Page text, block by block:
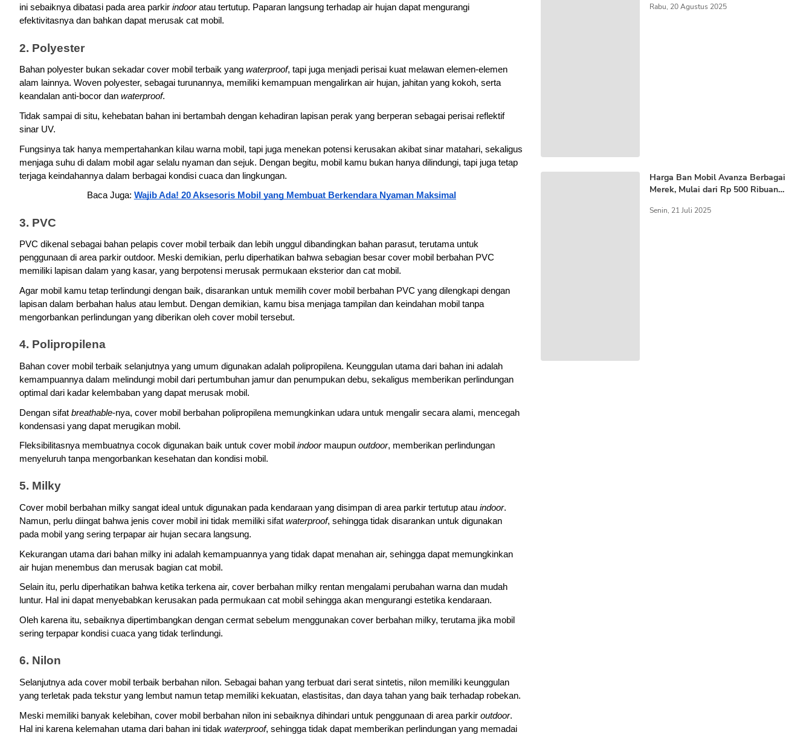
ini sebaiknya dibatasi pada area parkir indoor atau tertutup. Paparan langsung terhadap air hujan dapat mengurangi
efektivitasnya dan bahkan dapat merusak cat mobil.
2. Polyester
Bahan polyester bukan sekadar cover mobil terbaik yang waterproof, tapi juga menjadi perisai kuat melawan elemen-elemen
alam lainnya. Woven polyester, sebagai turunannya, memiliki kemampuan mengalirkan air hujan, jahitan yang kokoh, serta
keandalan anti-bocor dan waterproof.
Tidak sampai di situ, kehebatan bahan ini bertambah dengan kehadiran lapisan perak yang berperan sebagai perisai reflektif
sinar UV.
Fungsinya tak hanya mempertahankan kilau warna mobil, tapi juga menekan potensi kerusakan akibat sinar matahari, sekaligus
menjaga suhu di dalam mobil agar selalu nyaman dan sejuk. Dengan begitu, mobil kamu bukan hanya dilindungi, tapi juga tetap
terjaga keindahannya dalam berbagai kondisi cuaca dan lingkungan.
Baca Juga: Wajib Ada! 20 Aksesoris Mobil yang Membuat Berkendara Nyaman Maksimal
3. PVC
PVC dikenal sebagai bahan pelapis cover mobil terbaik dan lebih unggul dibandingkan bahan parasut, terutama untuk
penggunaan di area parkir outdoor. Meski demikian, perlu diperhatikan bahwa sebagian besar cover mobil berbahan PVC
memiliki lapisan dalam yang kasar, yang berpotensi merusak permukaan eksterior dan cat mobil.
Agar mobil kamu tetap terlindungi dengan baik, disarankan untuk memilih cover mobil berbahan PVC yang dilengkapi dengan
lapisan dalam berbahan halus atau lembut. Dengan demikian, kamu bisa menjaga tampilan dan keindahan mobil tanpa
mengorbankan perlindungan yang diberikan oleh cover mobil tersebut.
4. Polipropilena
Bahan cover mobil terbaik selanjutnya yang umum digunakan adalah polipropilena. Keunggulan utama dari bahan ini adalah
kemampuannya dalam melindungi mobil dari pertumbuhan jamur dan penumpukan debu, sekaligus memberikan perlindungan
optimal dari kadar kelembaban yang dapat merusak mobil.
Dengan sifat breathable-nya, cover mobil berbahan polipropilena memungkinkan udara untuk mengalir secara alami, mencegah
kondensasi yang dapat merugikan mobil.
Fleksibilitasnya membuatnya cocok digunakan baik untuk cover mobil indoor maupun outdoor, memberikan perlindungan
menyeluruh tanpa mengorbankan kesehatan dan kondisi mobil.
5. Milky
Cover mobil berbahan milky sangat ideal untuk digunakan pada kendaraan yang disimpan di area parkir tertutup atau indoor.
Namun, perlu diingat bahwa jenis cover mobil ini tidak memiliki sifat waterproof, sehingga tidak disarankan untuk digunakan
pada mobil yang sering terpapar air hujan secara langsung.
Kekurangan utama dari bahan milky ini adalah kemampuannya yang tidak dapat menahan air, sehingga dapat memungkinkan
air hujan menembus dan merusak bagian cat mobil.
Selain itu, perlu diperhatikan bahwa ketika terkena air, cover berbahan milky rentan mengalami perubahan warna dan mudah
luntur. Hal ini dapat menyebabkan kerusakan pada permukaan cat mobil sehingga akan mengurangi estetika kendaraan.
Oleh karena itu, sebaiknya dipertimbangkan dengan cermat sebelum menggunakan cover berbahan milky, terutama jika mobil
sering terpapar kondisi cuaca yang tidak terlindungi.
6. Nilon
Selanjutnya ada cover mobil terbaik berbahan nilon. Sebagai bahan yang terbuat dari serat sintetis, nilon memiliki keunggulan
yang terletak pada tekstur yang lembut namun tetap memiliki kekuatan, elastisitas, dan daya tahan yang baik terhadap robekan.
Meski memiliki banyak kelebihan, cover mobil berbahan nilon ini sebaiknya dihindari untuk penggunaan di area parkir outdoor.
Hal ini karena kelemahan utama dari bahan ini tidak waterproof, sehingga tidak dapat memberikan perlindungan yang memadai
Rabu, 20 Agustus 2025
Harga Ban Mobil Avanza Berbagai
Merek, Mulai dari Rp 500 Ribuan
Senin, 21 Juli 2025